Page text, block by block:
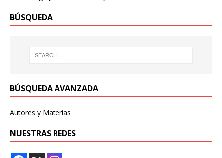
BÚSQUEDA
BÚSQUEDA AVANZADA
Autores y Materias
NUESTRAS REDES